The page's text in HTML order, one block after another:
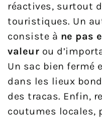
réactives, surtout
touristiques. Un
consiste à ne pas
valeur ou
Un sac bien fermé
dans les lieux
des tracas. Enfin,
coutumes locales,